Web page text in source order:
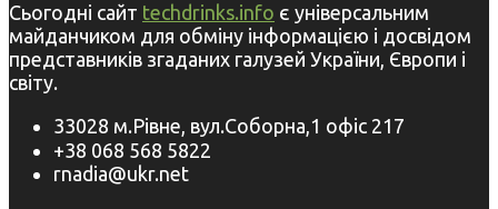
Сьогодні сайт techdrinks.info є універсальним
майданчиком для обміну інформацією і досвідом
представників згаданих галузей України, Європи і
світу.
33028 м.Рівне, вул.Соборна,1 офіс 217
+38 068 568 5822
rnadia@ukr.net